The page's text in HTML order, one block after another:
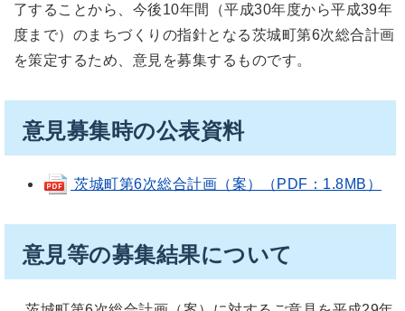
了することから、今後10年間（平成30年度から平成39年
度まで）のまちづくりの指針となる茨城町第6次総合計画
を策定するため、意見を募集するものです。
意見募集時の公表資料
茨城町第6次総合計画（案）（PDF：1.8MB）
意見等の募集結果について